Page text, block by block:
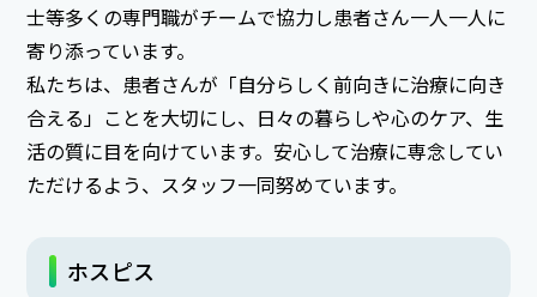
士等多くの専門職がチームで協力し患者さん一人一人に
寄り添っています。
私たちは、患者さんが「自分らしく前向きに治療に向き
合える」ことを大切にし、日々の暮らしや心のケア、生
活の質に目を向けています。安心して治療に専念してい
ただけるよう、スタッフ一同努めています。
ホスピス